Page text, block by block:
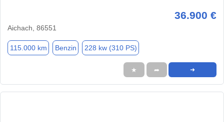
36.900 €
Aichach, 86551
115.000 km Benzin 228 kw (310 PS)
★ ➦ ➜